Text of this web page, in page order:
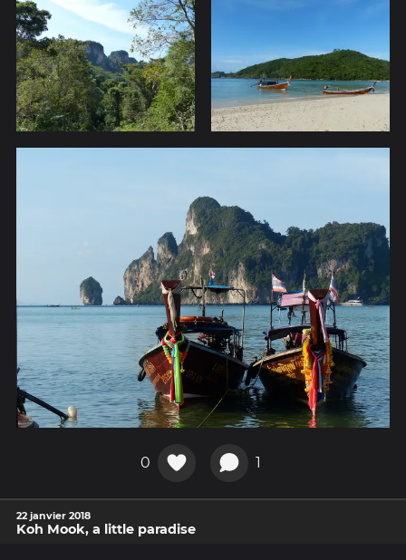
0 1
22 janvier 2018
Koh Mook, a little paradise